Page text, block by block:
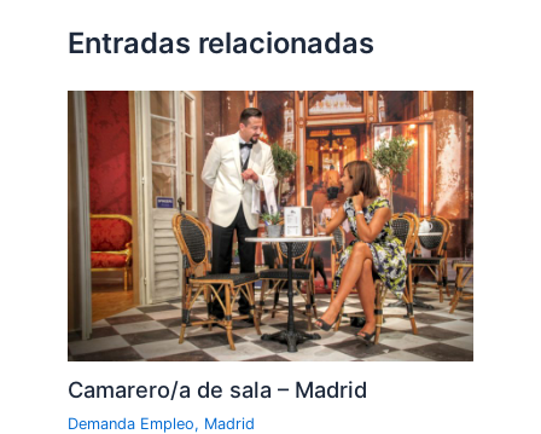
Entradas relacionadas
Camarero/a de sala – Madrid
Demanda Empleo, Madrid